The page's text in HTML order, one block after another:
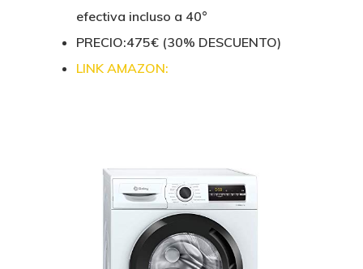
efectiva incluso a 40°
PRECIO:475€ (30% DESCUENTO)
LINK AMAZON: